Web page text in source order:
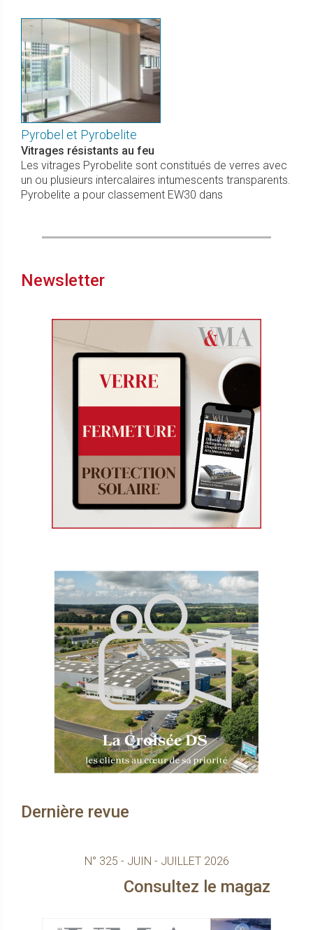
Pyrobel et Pyrobelite
Vitrages résistants au feu
Les vitrages Pyrobelite sont constitués de verres avec
un ou plusieurs intercalaires intumescents transparents.
Pyrobelite a pour classement EW30 dans
Newsletter
Dernière revue
N° 325 - JUIN - JUILLET 2026
Consultez le magazine